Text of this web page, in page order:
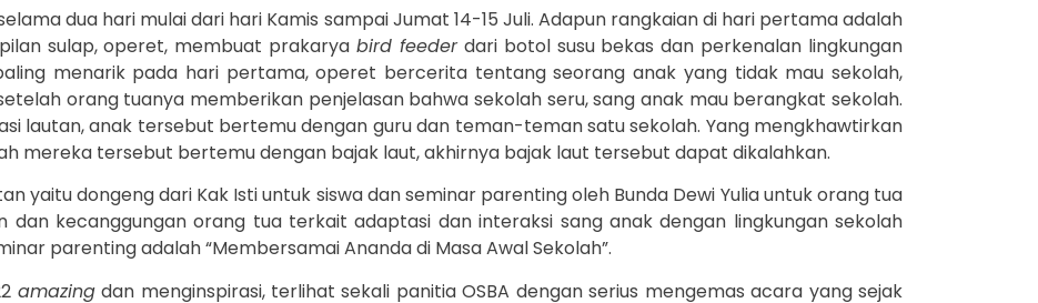
dua hari mulai dari hari Kamis sampai Jumat 14-15 Juli. Adapun rangkaian di hari pertama adalah
sulap, operet, membuat prakarya bird feederdari botol susu bekas dan perkenalan lingkungan
menarik pada hari pertama, operet bercerita tentang seorang anak yang tidak mau sekolah,
orang tuanya memberikan penjelasan bahwa sekolah seru, sang anak mau berangkat sekolah.
lautan, anak tersebut bertemu dengan guru dan teman-teman satu sekolah. Yang mengkhawtirkan
mereka tersebut bertemu dengan bajak laut, akhirnya bajak laut tersebut dapat dikalahkan.
yaitu dongeng dari Kak Isti untuk siswa dan seminar parenting oleh Bunda Dewi Yulia untuk orang tua
dan kecanggungan orang tua terkait adaptasi dan interaksi sang anak dengan lingkungan sekolah
parenting adalah “Membersamai Ananda di Masa Awal Sekolah”.
amazingdan menginspirasi, terlihat sekali panitia OSBA dengan serius mengemas acara yang sejak